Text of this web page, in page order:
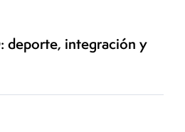
deporte, integración y